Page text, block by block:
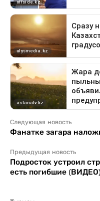
Следующая новость
Фанатке загара
Предыдущая новость
Подросток устроил
есть погибшие (ВИДЕО)